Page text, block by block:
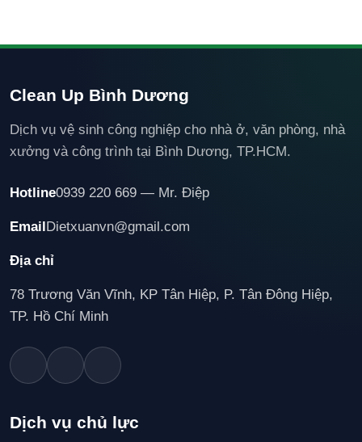
Clean Up Bình Dương
Dịch vụ vệ sinh công nghiệp cho nhà ở, văn phòng, nhà
xưởng và công trình tại Bình Dương, TP.HCM.
Hotline0939 220 669 — Mr. Điệp
EmailDietxuanvn@gmail.com
Địa chỉ
78 Trương Văn Vĩnh, KP Tân Hiệp, P. Tân Đông Hiệp,
TP. Hồ Chí Minh
Dịch vụ chủ lực